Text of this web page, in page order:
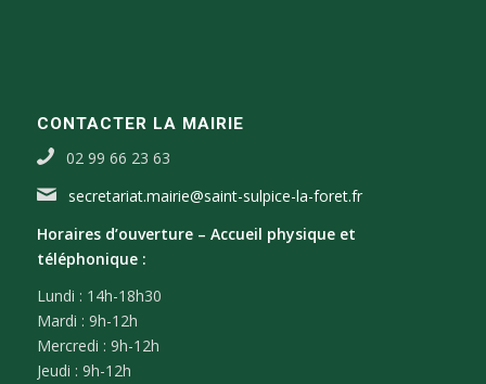
CONTACTER LA MAIRIE
02 99 66 23 63
secretariat.mairie@saint-sulpice-la-foret.fr
Horaires d’ouverture – Accueil physique et
téléphonique :
Lundi : 14h-18h30
Mardi : 9h-12h
Mercredi : 9h-12h
Jeudi : 9h-12h